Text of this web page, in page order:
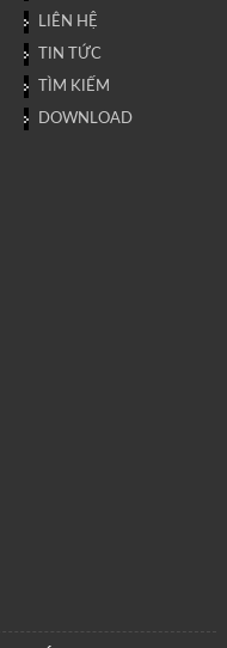
LIÊN HỆ
TIN TỨC
TÌM KIẾM
DOWNLOAD